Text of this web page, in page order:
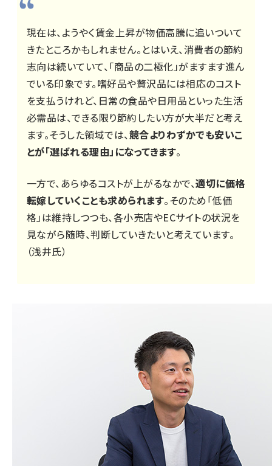
現在は、ようやく賃金上昇が物価高騰に追いついて
きたところかもしれません。とはいえ、消費者の節約
志向は続いていて、「商品の二極化」がますます進ん
でいる印象です。嗜好品や贅沢品には相応のコスト
を支払うけれど、日常の食品や日用品といった生活
必需品は、できる限り節約したい方が大半だと考え
ます。そうした領域では、競合よりわずかでも安いこ
とが「選ばれる理由」になってきます。
一方で、あらゆるコストが上がるなかで、適切に価格
転嫁していくことも求められます。そのため「低価
格」は維持しつつも、各小売店やECサイトの状況を
見ながら随時、判断していきたいと考えています。
（浅井氏）